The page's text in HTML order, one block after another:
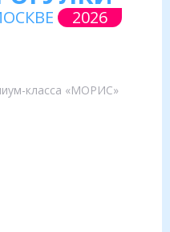
2026
класса «МОРИС»